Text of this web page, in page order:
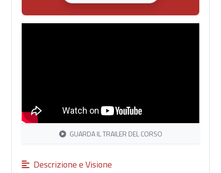
GUARDA IL TRAILER DEL CORSO
Descrizione e Visione